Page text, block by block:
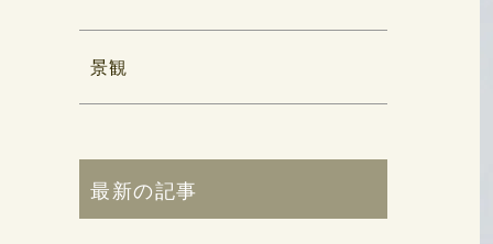
景観
最新の記事